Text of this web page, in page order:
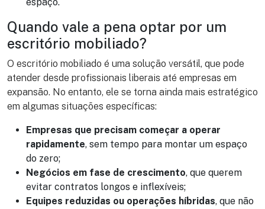
espaço.
Quando vale a pena optar por um
escritório mobiliado?
O escritório mobiliado é uma solução versátil, que pode
atender desde profissionais liberais até empresas em
expansão. No entanto, ele se torna ainda mais estratégico
em algumas situações específicas:
Empresas que precisam começar a operar
rapidamente, sem tempo para montar um espaço
do zero;
Negócios em fase de crescimento, que querem
evitar contratos longos e inflexíveis;
Equipes reduzidas ou operações híbridas, que não